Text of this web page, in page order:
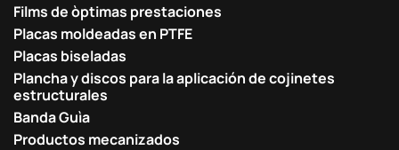
Films de òptimas prestaciones
Placas moldeadas en PTFE
Placas biseladas
Plancha y discos para la aplicación de cojinetes
estructurales
Banda Guìa
Productos mecanizados